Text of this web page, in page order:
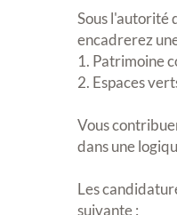
Sous l'autorité
encadrerez
1. Patrimoine
2. Espaces
Vous
dans une
Les
suivante :